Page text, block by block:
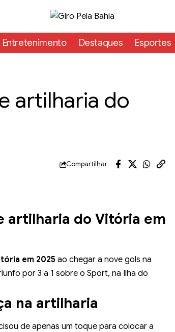
Entretenimento Destaques Esportes
artilharia do
Compartilhar
artilharia do Vitória em
em 2025 ao chegar a nove gols na
por 3 a 1 sobre o Sport, na Ilha do
na artilharia
de apenas um toque para colocar a